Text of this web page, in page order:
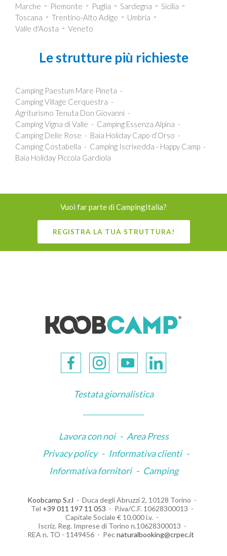
Marche
Piemonte Puglia Sardegna
Sicilia
Toscana
Trentino-Alto Adige
Umbria
Valle d'Aosta
Veneto
Le strutture più richieste
Camping Paestum Mare Pineta
Camping Village Cerquestra
Agriturismo Tenuta Don Giovanni
Camping Vigna di Valle
Camping Essenza Alpina
Camping Delle Rose
Baia Holiday Capo d’Orso
Camping Costabella
Camping Iscrixedda - Happy Camp
Baia Holiday Piccola Gardiola
Vuoi far parte di CampingItalia?
REGISTRA LA TUA STRUTTURA!
Testata giornalistica
Lavora con noi - Area Press
Privacy policy - Informativa clienti -
Informativa fornitori - Camping
Koobcamp S.r.l
Duca degli Abruzzi 2, 10128 Torino
Tel +39 011 197 11 053
P.iva/C.F. 10628300013
Capitale Sociale € 10.000 i.v.
Iscriz. Reg. Imprese di Torino n.10628300013
REA n. TO - 1149456
Pecnaturalbooking@crpec.it